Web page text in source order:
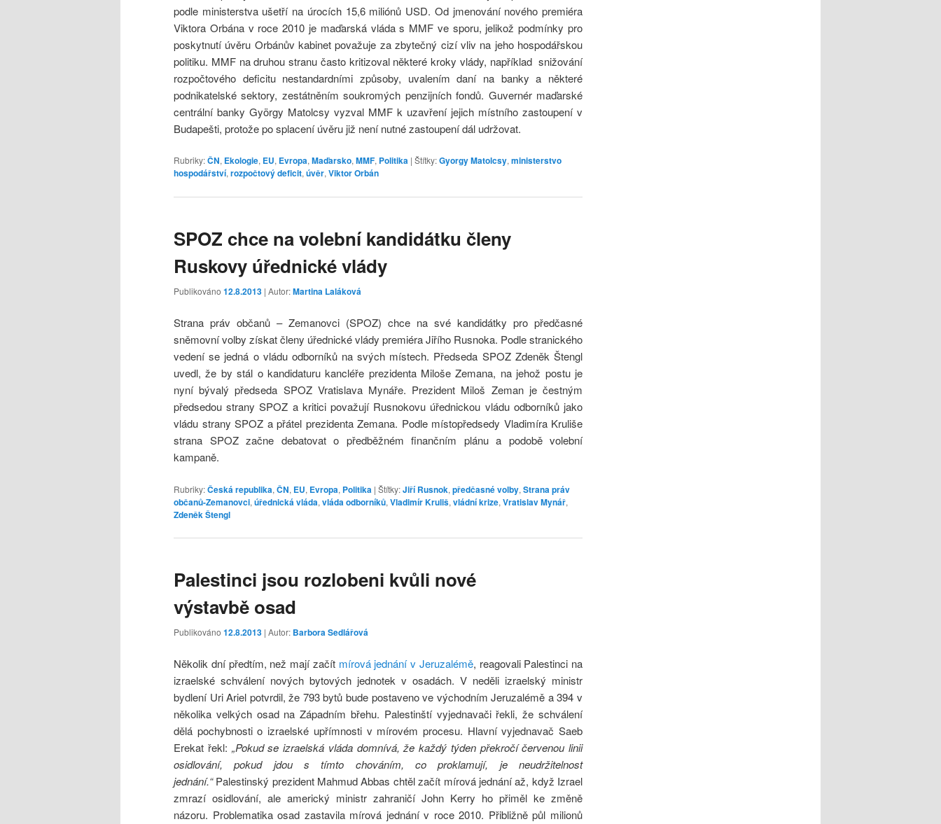
podle ministerstva ušetří na úrocích 15,6 miliónů USD. Od jmenování nového premiéra
Viktora Orbána v roce 2010 je maďarská vláda s MMF ve sporu, jelikož podmínky pro
poskytnutí úvěru Orbánův kabinet považuje za zbytečný cizí vliv na jeho hospodářskou
politiku. MMF na druhou stranu často kritizoval některé kroky vlády, například snižování
rozpočtového deficitu nestandardními způsoby, uvalením daní na banky a některé
podnikatelské sektory, zestátněním soukromých penzijních fondů. Guvernér maďarské
centrální banky György Matolcsy vyzval MMF k uzavření jejich místního zastoupení v
Budapešti, protože po splacení úvěru již není nutné zastoupení dál udržovat.
Rubriky:ČN, Ekologie, EU, Evropa, Maďarsko, MMF, Politika | Štítky:Gyorgy Matolcsy, ministerstvo
hospodářství, rozpočtový deficit, úvěr, Viktor Orbán
SPOZ chce na volební kandidátku členy
Ruskovy úřednické vlády
Publikováno 12.8.2013 | Autor:Martina Laláková
Strana práv občanů – Zemanovci (SPOZ) chce na své kandidátky pro předčasné
sněmovní volby získat členy úřednické vlády premiéra Jiřího Rusnoka. Podle stranického
vedení se jedná o vládu odborníků na svých místech. Předseda SPOZ Zdeněk Štengl
uvedl, že by stál o kandidaturu kancléře prezidenta Miloše Zemana, na jehož postu je
nyní bývalý předseda SPOZ Vratislava Mynáře. Prezident Miloš Zeman je čestným
předsedou strany SPOZ a kritici považují Rusnokovu úřednickou vládu odborníků jako
vládu strany SPOZ a přátel prezidenta Zemana. Podle místopředsedy Vladimíra Kruliše
strana SPOZ začne debatovat o předběžném finančním plánu a podobě volební
kampaně.
Rubriky:Česká republika, ČN, EU, Evropa, Politika | Štítky:Jiří Rusnok, předčasné volby, Strana práv
občanů-Zemanovci, úřednická vláda, vláda odborníků, Vladimír Kruliš, vládní krize, Vratislav Mynář,
Zdeněk Štengl
Palestinci jsou rozlobeni kvůli nové
výstavbě osad
Publikováno 12.8.2013 | Autor: Barbora Sedlářová
Několik dní předtím, než mají začít mírová jednání v Jeruzalémě, reagovali Palestinci na
izraelské schválení nových bytových jednotek v osadách. V neděli izraelský ministr
bydlení Uri Ariel potvrdil, že 793 bytů bude postaveno ve východním Jeruzalémě a 394 v
několika velkých osad na Západním břehu. Palestinští vyjednavači řekli, že schválení
dělá pochybnosti o izraelské upřímnosti v mírovém procesu. Hlavní vyjednavač Saeb
Erekat řekl: „Pokud se izraelská vláda domnívá, že každý týden překročí červenou linii
osidlování, pokud jdou s tímto chováním, co proklamují, je neudržitelnost
jednání.“Palestinský prezident Mahmud Abbas chtěl začít mírová jednání až, když Izrael
zmrazí osidlování, ale americký ministr zahraničí John Kerry ho přiměl ke změně
názoru. Problematika osad zastavila mírová jednání v roce 2010. Přibližně půl milionů